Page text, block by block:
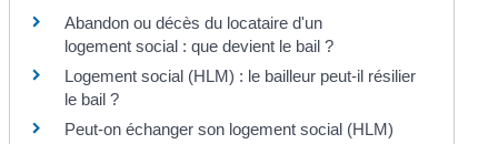
Abandon ou décès du locataire d'un
logement social : que devient le bail ?
Logement social (HLM) : le bailleur peut-il résilier
le bail ?
Peut-on échanger son logement social (HLM)